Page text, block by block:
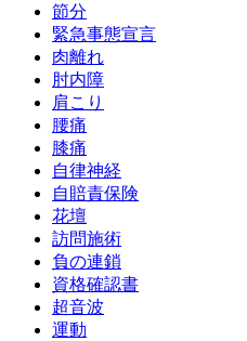
節分
緊急事態宣言
肉離れ
肘内障
肩こり
腰痛
膝痛
自律神経
自賠責保険
花壇
訪問施術
負の連鎖
資格確認書
超音波
運動